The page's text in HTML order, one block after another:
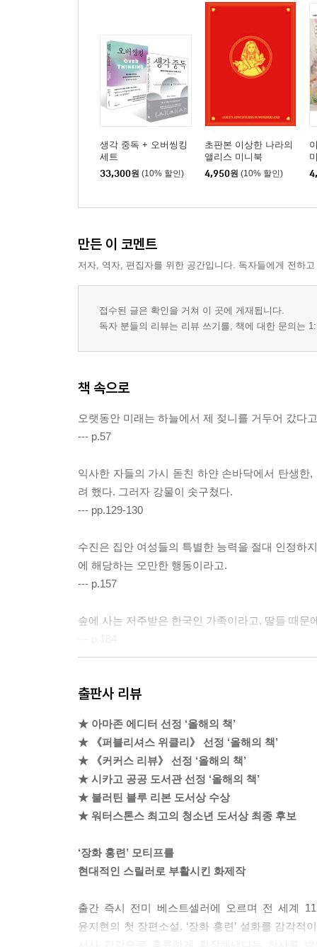
생각 중독 + 오버씽킹
세트
33,300원 (10% 할인)
초판본 이상한 나라의
앨리스 미니북
4,950원 (10% 할인)
만든 이 코멘트
저자, 역자, 편집자를 위한 공간입니다. 독자들에게 전하
접수된 글은 확인을 거쳐 이 곳에 게재됩니다.
독자 분들의 리뷰는 리뷰 쓰기를, 책에 대한 문의는
책 속으로
오랫동안 미래는 하늘에서 제 젖니를 거두어 갔다
--- p.57
익사한 자들의 가시 돋친 하얀 손바닥에서 탄생한
려 했다. 그러자 강물이 솟구쳤다.
--- pp.129-130
수진은 집안 여성들의 특별한 능력을 절대 인정하
에 해당하는 오만한 행동이라고.
--- p.157
숲에 사는 저주받은 한국인 가족이라고, 딸들 때문
--- p.189
소녀의 가족은 암탉을 되살려 1년 동안 연명했다.
--- p.196
“이걸 왜 가져왔어? 미쳤어? 그게 물을 통해서 엿
--- p.212
게 머릿속을 스쳐 지나갔다. 언니, 거기 있는 거 맞
독 무성하다고.”
--- p.283
출판사 리뷰
★ 아마존 에디터 선정 ‘올해의 책’
★ 《퍼블리셔스 위클리》 선정 ‘올해의 책’
★ 《커커스 리뷰》 선정 ‘올해의 책’
★ 시카고 공공 도서관 선정 ‘올해의 책’
★ 불러틴 블루 리본 도서상 수상
★ 워터스톤스 최고의 청소년 도서상 최종 후보
‘장화 홍련’ 모티프를
현대적인 스릴러로 부활시킨 화제작
출간 즉시 전미 베스트셀러에 오르며 전 세계
윤지현의 첫 장편소설. ‘장화 홍련’ 설화를 감각